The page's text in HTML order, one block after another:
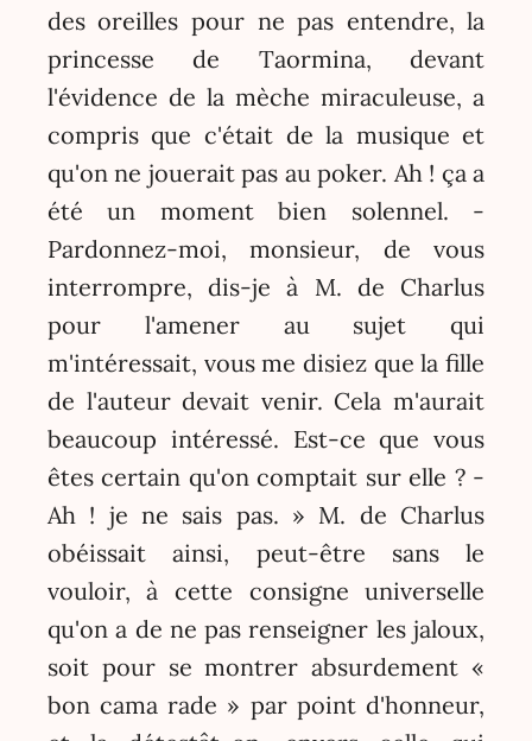
des oreilles pour ne pas entendre, la
princesse de Taormina, devant
l'évidence de la mèche miraculeuse, a
compris que c'était de la musique et
qu'on ne jouerait pas au poker. Ah ! ça a
été un moment bien solennel. -
Pardonnez-moi, monsieur, de vous
interrompre, dis-je à M. de Charlus
pour l'amener au sujet qui
m'intéressait, vous me disiez que la fille
de l'auteur devait venir. Cela m'aurait
beaucoup intéressé. Est-ce que vous
êtes certain qu'on comptait sur elle ? -
Ah ! je ne sais pas. » M. de Charlus
obéissait ainsi, peut-être sans le
vouloir, à cette consigne universelle
qu'on a de ne pas renseigner les jaloux,
soit pour se montrer absurdement «
bon cama rade » par point d'honneur,